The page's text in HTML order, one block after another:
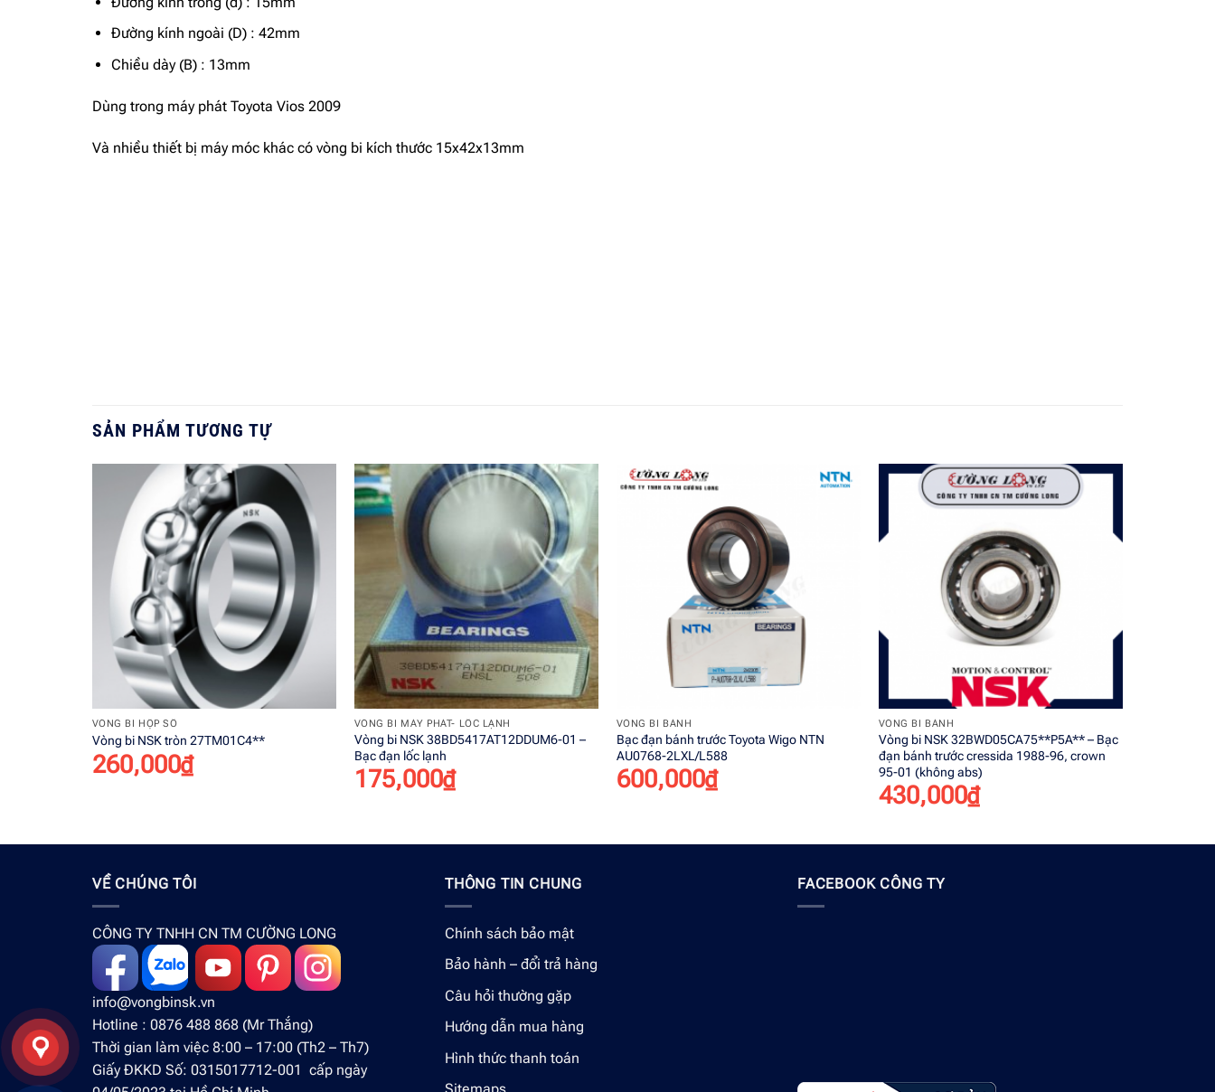
Đường kính ngoài (D) : 42mm
Chiều dày (B) : 13mm
Dùng trong máy phát Toyota Vios 2009
Và nhiều thiết bị máy móc khác có vòng bi kích thước 15x42x13mm
SẢN PHẨM TƯƠNG TỰ
Add to
wishlist
VÒNG BI HỘP SỐ
Vòng bi NSK tròn 27TM01C4**
260,000₫
Add to
wishlist
+
VÒNG BI MÁY PHÁT- LỐC LẠNH
Vòng bi NSK 38BD5417AT12DDUM6-01 –
Bạc đạn lốc lạnh
175,000₫
VÒNG BI BÁNH
Bạc đạn bánh trước Toyota Wigo NTN
AU0768-2LXL/L588
600,000₫
VÒNG BI BÁNH
Vòng bi NSK 32BWD05CA75**P5A** – Bạc
đạn bánh trước cressida 1988-96, crown
95-01 (không abs)
430,000₫
VỀ CHÚNG TÔI
CÔNG TY TNHH CN TM CƯỜNG LONG
info@vongbinsk.vn
Hotline : 0876 488 868 (Mr Thắng)
Thời gian làm việc 8:00 – 17:00 (Th2 – Th7)
Giấy ĐKKD Số: 0315017712-001 cấp ngày
THÔNG TIN CHUNG
Chính sách bảo mật
Bảo hành – đổi trả hàng
Câu hỏi thường gặp
Hướng dẫn mua hàng
Hình thức thanh toán
FACEBOOK CÔNG TY